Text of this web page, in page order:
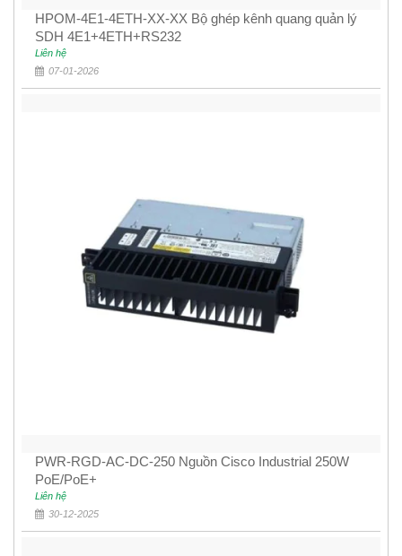
HPOM-4E1-4ETH-XX-XX Bộ ghép kênh quang quản lý
SDH 4E1+4ETH+RS232
Liên hệ
07-01-2026
PWR-RGD-AC-DC-250 Nguồn Cisco Industrial 250W
PoE/PoE+
Liên hệ
30-12-2025